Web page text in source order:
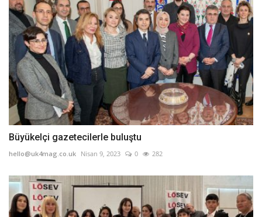
Büyükelçi gazetecilerle buluştu
hello@uk4mag.co.uk Nisan 9, 2023 0 282